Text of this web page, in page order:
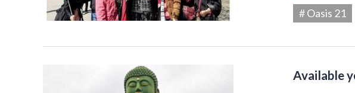
# Oasis 21
Available